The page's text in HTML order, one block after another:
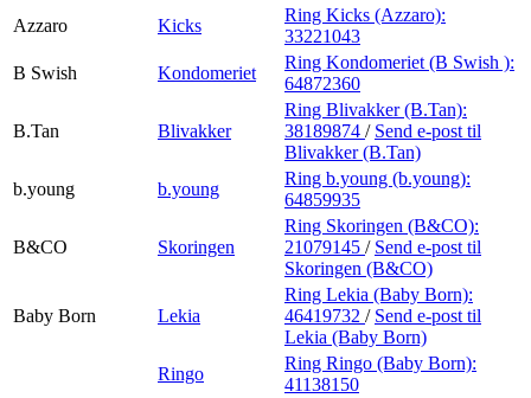
Azzaro
Kicks
Ring Kicks (Azzaro):
33221043
B Swish
Kondomeriet
Ring Kondomeriet (B Swish ):
64872360
B.Tan Blivakker
Ring Blivakker (B.Tan):
38189874 / Send e-post til
Blivakker (B.Tan)
b.young
b.young
Ring b.young (b.young):
64859935
B&CO Skoringen
Ring Skoringen (B&CO):
21079145 / Send e-post til
Skoringen (B&CO)
Baby Born Lekia
Ring Lekia (Baby Born):
46419732 / Send e-post til
Lekia (Baby Born)
Ringo
Ring Ringo (Baby Born):
41138150